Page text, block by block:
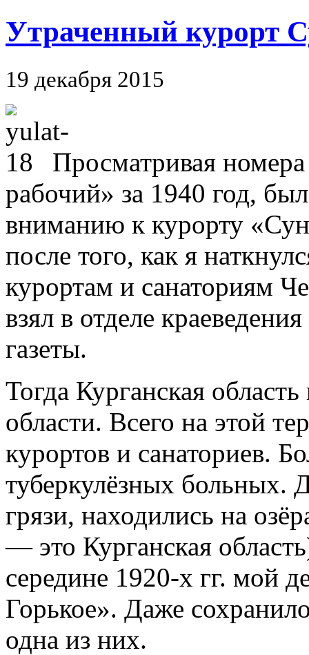
Утраченный курорт
19 декабря 2015
Просматривая
рабочий» за 1940 год,
вниманию к курорту
после того, как я
курортам и санаториям
взял в отделе
газеты.
Тогда Курганская
области. Всего на этой
курортов и санаториев.
туберкулёзных больных.
грязи, находились на
— это Курганская
середине 1920-х гг. мой
Горькое». Даже
одна из них.